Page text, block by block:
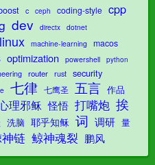
c ceph coding-style cpp
dev directx dotnet
linux machine-learning macos
optimization powershell
python
router rust security
七律 七鹰圣 五言 作品
理邪稣 怪悟 打嘴炮 挨
洗脑 耶乎知稣 词 调研 量
链 鲸神魂裂 鹏风